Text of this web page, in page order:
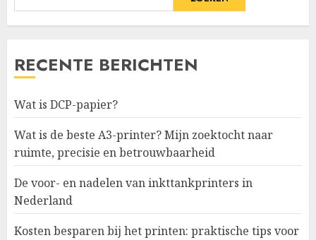
RECENTE BERICHTEN
Wat is DCP-papier?
Wat is de beste A3-printer? Mijn zoektocht naar
ruimte, precisie en betrouwbaarheid
De voor- en nadelen van inkttankprinters in
Nederland
Kosten besparen bij het printen: praktische tips voor